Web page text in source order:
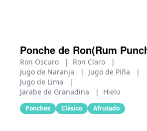
Ponche de Ron(Rum
Ron Oscuro | Ron Claro
|
Jugo de Naranja
| Jugo de Piña
|
Jugo de Lima
|
Jarabe de Granadina
| Hielo
Ponches Clásico Afrutado